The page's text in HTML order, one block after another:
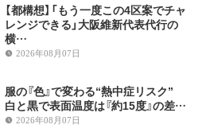
【都構想】「もう一度この4区案でチャ
レンジできる」大阪維新代表代行の
横…
2026年08月07日
服の『色』で変わる“熱中症リスク”
白と黒で表面温度は『約15度』の差…
2026年08月07日